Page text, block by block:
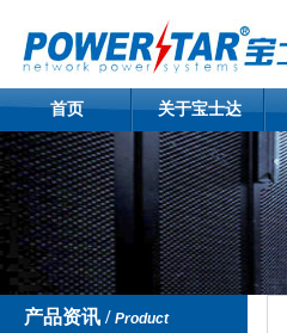
首页 关于宝士达
产品资讯 / Product